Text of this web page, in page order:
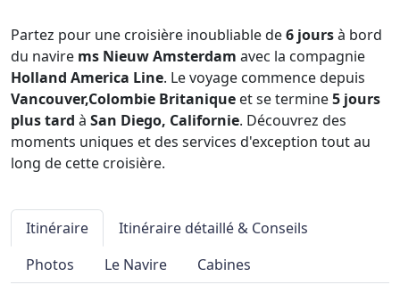
Partez pour une croisière inoubliable de6 joursà bord
du navire ms Nieuw Amsterdam avec la compagnie
Holland America Line. Le voyage commence depuis
Vancouver,Colombie Britanique et se termine5 jours
plus tard à San Diego, Californie. Découvrez des
moments uniques et des services d'exception tout au
long de cette croisière.
Itinéraire
Itinéraire détaillé & Conseils
Photos
Le Navire Cabines